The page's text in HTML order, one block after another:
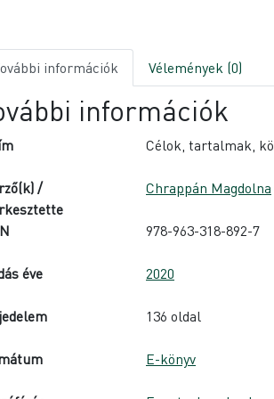
információk Vélemények (0)
információk
Célok, tartalmak,
/
Chrappán Magdolna
978-963-318-892-7
éve 2020
136 oldal
E-könyv